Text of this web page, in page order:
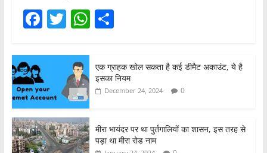
F
c
e
b
o
o
T
itt
er
W
s
A
p
S
e
एक ग्राहक खोल सकता है कई डीमैट अकाउंट, ये है
इसका नियम
December 24, 2024 0
मीरा भायंदर पर था पुर्तगालियों का शासन, इस तरह से
पड़ा था मीरा रोड नाम